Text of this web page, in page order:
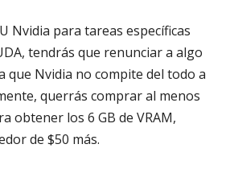
Nvidia para tareas específicas
tendrás que renunciar a algo
que Nvidia no compite del todo a
querrás comprar al menos
obtener los 6 GB de VRAM,
de $50 más.